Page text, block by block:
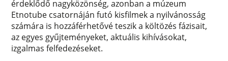
érdeklődő nagyközönség, azonban a múzeum
Etnotube csatornáján futó kisfilmek a nyilvánosság
számára is hozzáférhetővé teszik a költözés fázisait,
az egyes gyűjteményeket, aktuális kihívásokat,
izgalmas felfedezéseket.